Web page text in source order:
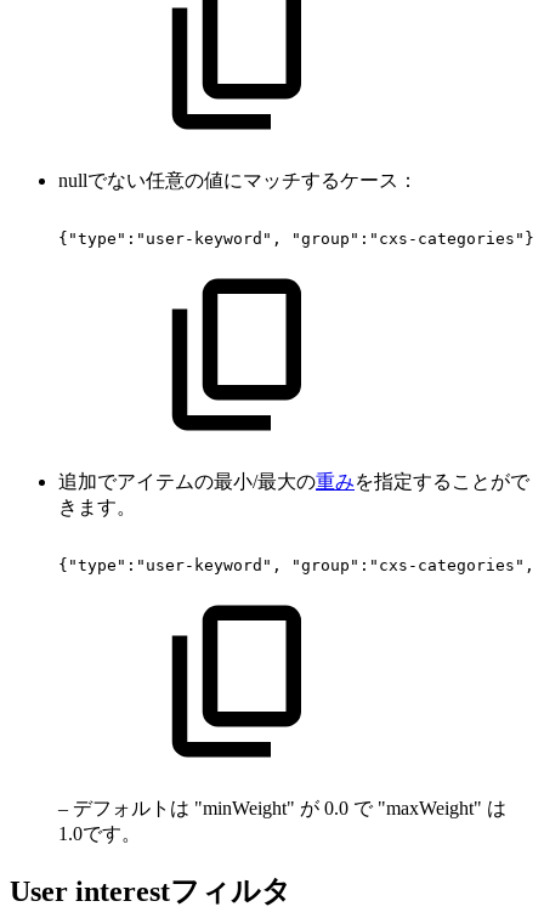
nullでない任意の値にマッチするケース：
{"type":"user-keyword", "group":"cxs-categories"}
追加でアイテムの最小/最大の重みを指定することがで
きます。
{"type":"user-keyword", "group":"cxs-categories",
– デフォルトは "minWeight" が 0.0 で "maxWeight" は
1.0です。
User interestフィルタ